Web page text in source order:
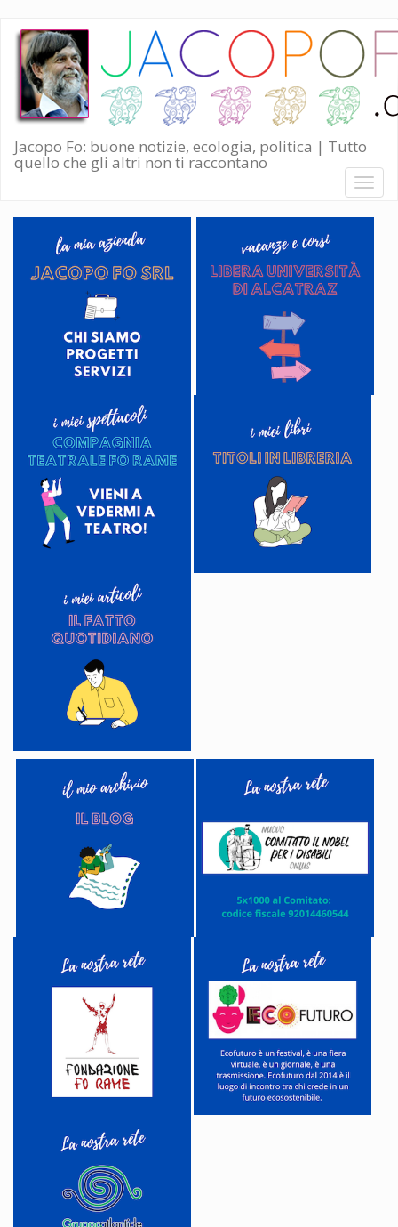
Salta
contenuto
principale
Jacopo Fo: buone notizie, ecologia, politica | Tutto
quello che gli altri non ti raccontano
Toggle